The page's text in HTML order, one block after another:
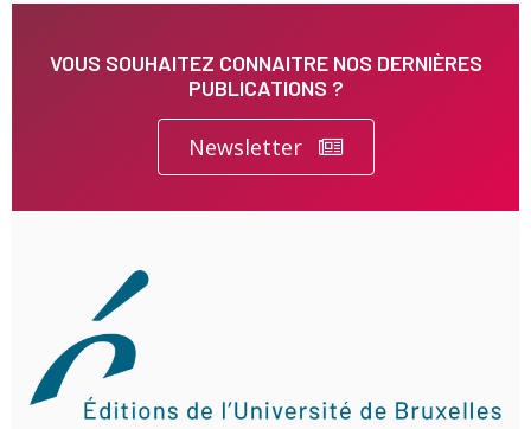
VOUS SOUHAITEZ CONNAITRE NOS DERNIÈRES
PUBLICATIONS ?
Newsletter